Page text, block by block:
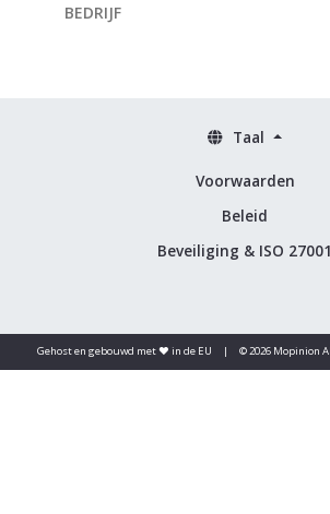
BEDRIJF
Voorwaarden
Beleid
Beveiliging & ISO 27001
Taal
Gehost en gebouwd met ♥️ in de EU | © 2026 Mopinion